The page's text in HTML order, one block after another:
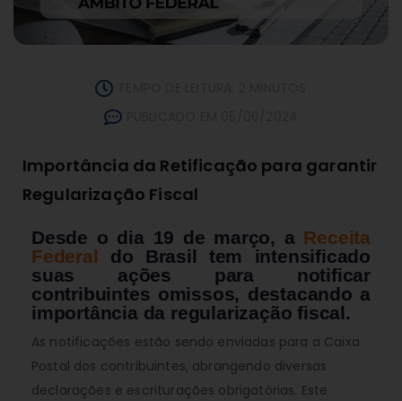
Importância da Retificação para garantir
Regularização Fiscal
Desde o dia 19 de março, a Receita
Federal do Brasil tem intensificado
suas ações para notificar
contribuintes omissos, destacando a
importância da regularização fiscal.
As notificações estão sendo enviadas para a Caixa
Postal dos contribuintes, abrangendo diversas
declarações e escriturações obrigatórias. Este